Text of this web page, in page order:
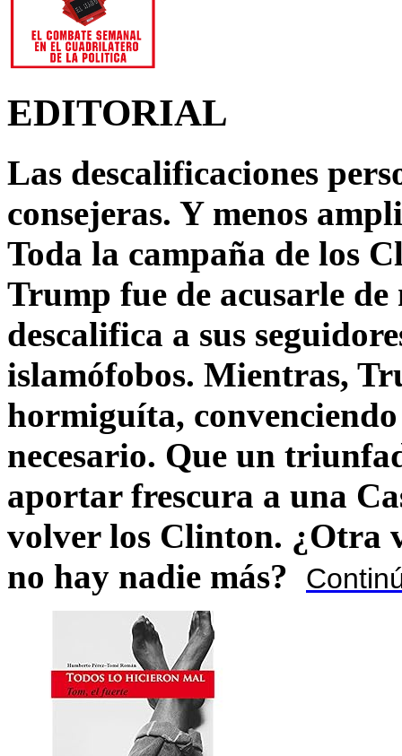
EDITORIAL
Las descalificaciones
consejeras. Y menos
Toda la campaña de los
Trump fue de acusarle
descalifica a sus
islamófobos. Mientras,
hormiguíta,
necesario. Que un
aportar frescura a una
volver los Clinton. ¿Otra
no hay nadie más?